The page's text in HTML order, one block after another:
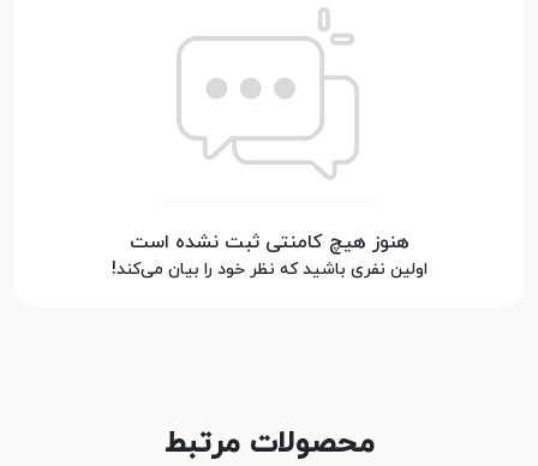
هنوز هیچ کامنتی ثبت نشده است
اولین نفری باشید که نظر خود را بیان می‌کند!
محصولات مرتبط